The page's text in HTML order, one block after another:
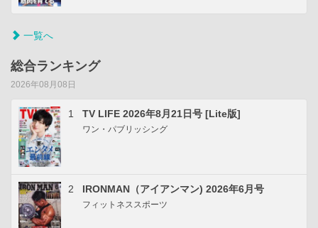
一覧へ
総合ランキング
2026年08月08日
1 TV LIFE 2026年8月21日号 [Lite版]
ワン・パブリッシング
2 IRONMAN（アイアンマン) 2026年6月号
フィットネススポーツ